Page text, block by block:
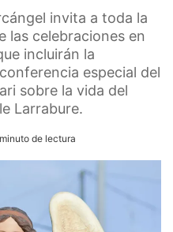
invita a toda la
las celebraciones en
incluirán la
especial del
sobre la vida del
Larrabure.
de lectura